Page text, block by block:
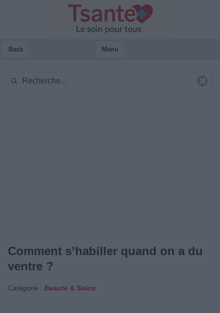
Back Menu
Comment s’habiller quand on a du
ventre ?
Catégorie : Beauté & Soins